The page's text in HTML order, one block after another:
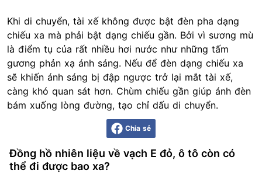
Khi di chuyển, tài xế không được bật đèn pha dạng
chiếu xa mà phải bật dạng chiếu gần. Bởi vì sương mù
là điểm tụ của rất nhiều hơi nước như những tấm
gương phản xạ ánh sáng. Nếu để đèn dạng chiếu xa
sẽ khiến ánh sáng bị đập ngược trở lại mắt tài xế,
càng khó quan sát hơn. Chùm chiếu gần giúp ánh đèn
bám xuống lòng đường, tạo chỉ dấu di chuyển.
Chia sẻ
Đồng hồ nhiên liệu về vạch E đỏ, ô tô còn có
thể đi được bao xa?